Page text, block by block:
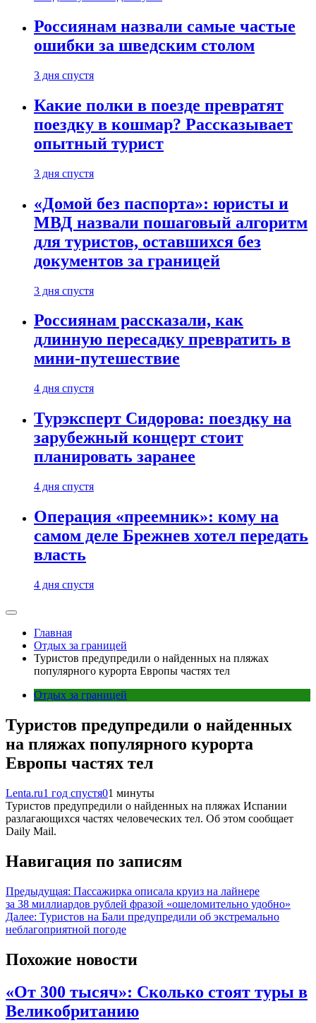
Россиянам назвали самые частые
ошибки за шведским столом
3 дня спустя
Какие полки в поезде превратят
поездку в кошмар? Рассказывает
опытный турист
3 дня спустя
«Домой без паспорта»: юристы и
МВД назвали пошаговый алгоритм
для туристов, оставшихся без
документов за границей
3 дня спустя
Россиянам рассказали, как
длинную пересадку превратить в
мини-путешествие
4 дня спустя
Турэксперт Сидорова: поездку на
зарубежный концерт стоит
планировать заранее
4 дня спустя
Операция «преемник»: кому на
самом деле Брежнев хотел передать
власть
4 дня спустя
Главная
Отдых за границей
Туристов предупредили о найденных на пляжах
популярного курорта Европы частях тел
Отдых за границей
Туристов предупредили о найденных
на пляжах популярного курорта
Европы частях тел
Lenta.ru1 год спустя01 минуты
Туристов предупредили о найденных на пляжах Испании
разлагающихся частях человеческих тел. Об этом сообщает
Daily Mail.
Навигация по записям
Предыдущая: Пассажирка описала круиз на лайнере
за 38 миллиардов рублей фразой «ошеломительно удобно»
Далее: Туристов на Бали предупредили об экстремально
неблагоприятной погоде
Похожие новости
«От 300 тысяч»: Сколько стоят туры в
Великобританию